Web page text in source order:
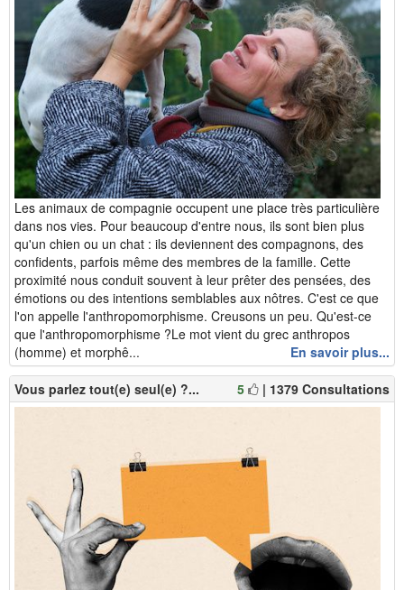
Les animaux de compagnie occupent une place très particulière
dans nos vies. Pour beaucoup d'entre nous, ils sont bien plus
qu'un chien ou un chat : ils deviennent des compagnons, des
confidents, parfois même des membres de la famille. Cette
proximité nous conduit souvent à leur prêter des pensées, des
émotions ou des intentions semblables aux nôtres. C'est ce que
l'on appelle l'anthropomorphisme. Creusons un peu. Qu'est-ce
que l'anthropomorphisme ?Le mot vient du grec anthropos
(homme) et morphê...
En savoir plus...
Vous parlez tout(e) seul(e) ?... 5 | 1379 Consultations